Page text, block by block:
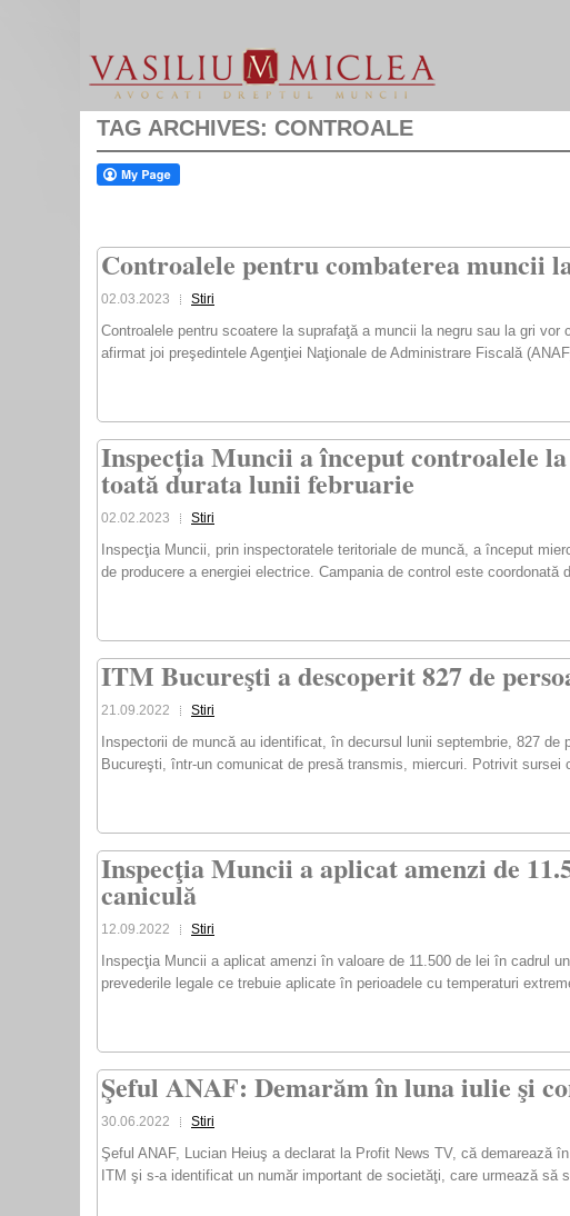
TAG ARCHIVES: CONTROALE
Controalele pentru combaterea muncii
02.03.2023 Stiri
Controalele pentru scoatere la suprafaţă a muncii la negru sau la gri
afirmat joi preşedintele Agenţiei Naţionale de Administrare Fiscală
Inspecția Muncii a început controalele
toată durata lunii februarie
02.02.2023 Stiri
Inspecţia Muncii, prin inspectoratele teritoriale de muncă, a început
de producere a energiei electrice. Campania de control este
ITM Bucureşti a descoperit 827 de
21.09.2022 Stiri
Inspectorii de muncă au identificat, în decursul lunii septembrie, 827
Bucureşti, într-un comunicat de presă transmis, miercuri. Potrivit
Inspecţia Muncii a aplicat amenzi de
caniculă
12.09.2022 Stiri
Inspecţia Muncii a aplicat amenzi în valoare de 11.500 de lei în cadrul
prevederile legale ce trebuie aplicate în perioadele cu temperaturi
Şeful ANAF: Demarăm în luna iulie şi
30.06.2022 Stiri
Şeful ANAF, Lucian Heiuş a declarat la Profit News TV, că demarează
ITM şi s-a identificat un număr important de societăţi, care urmează